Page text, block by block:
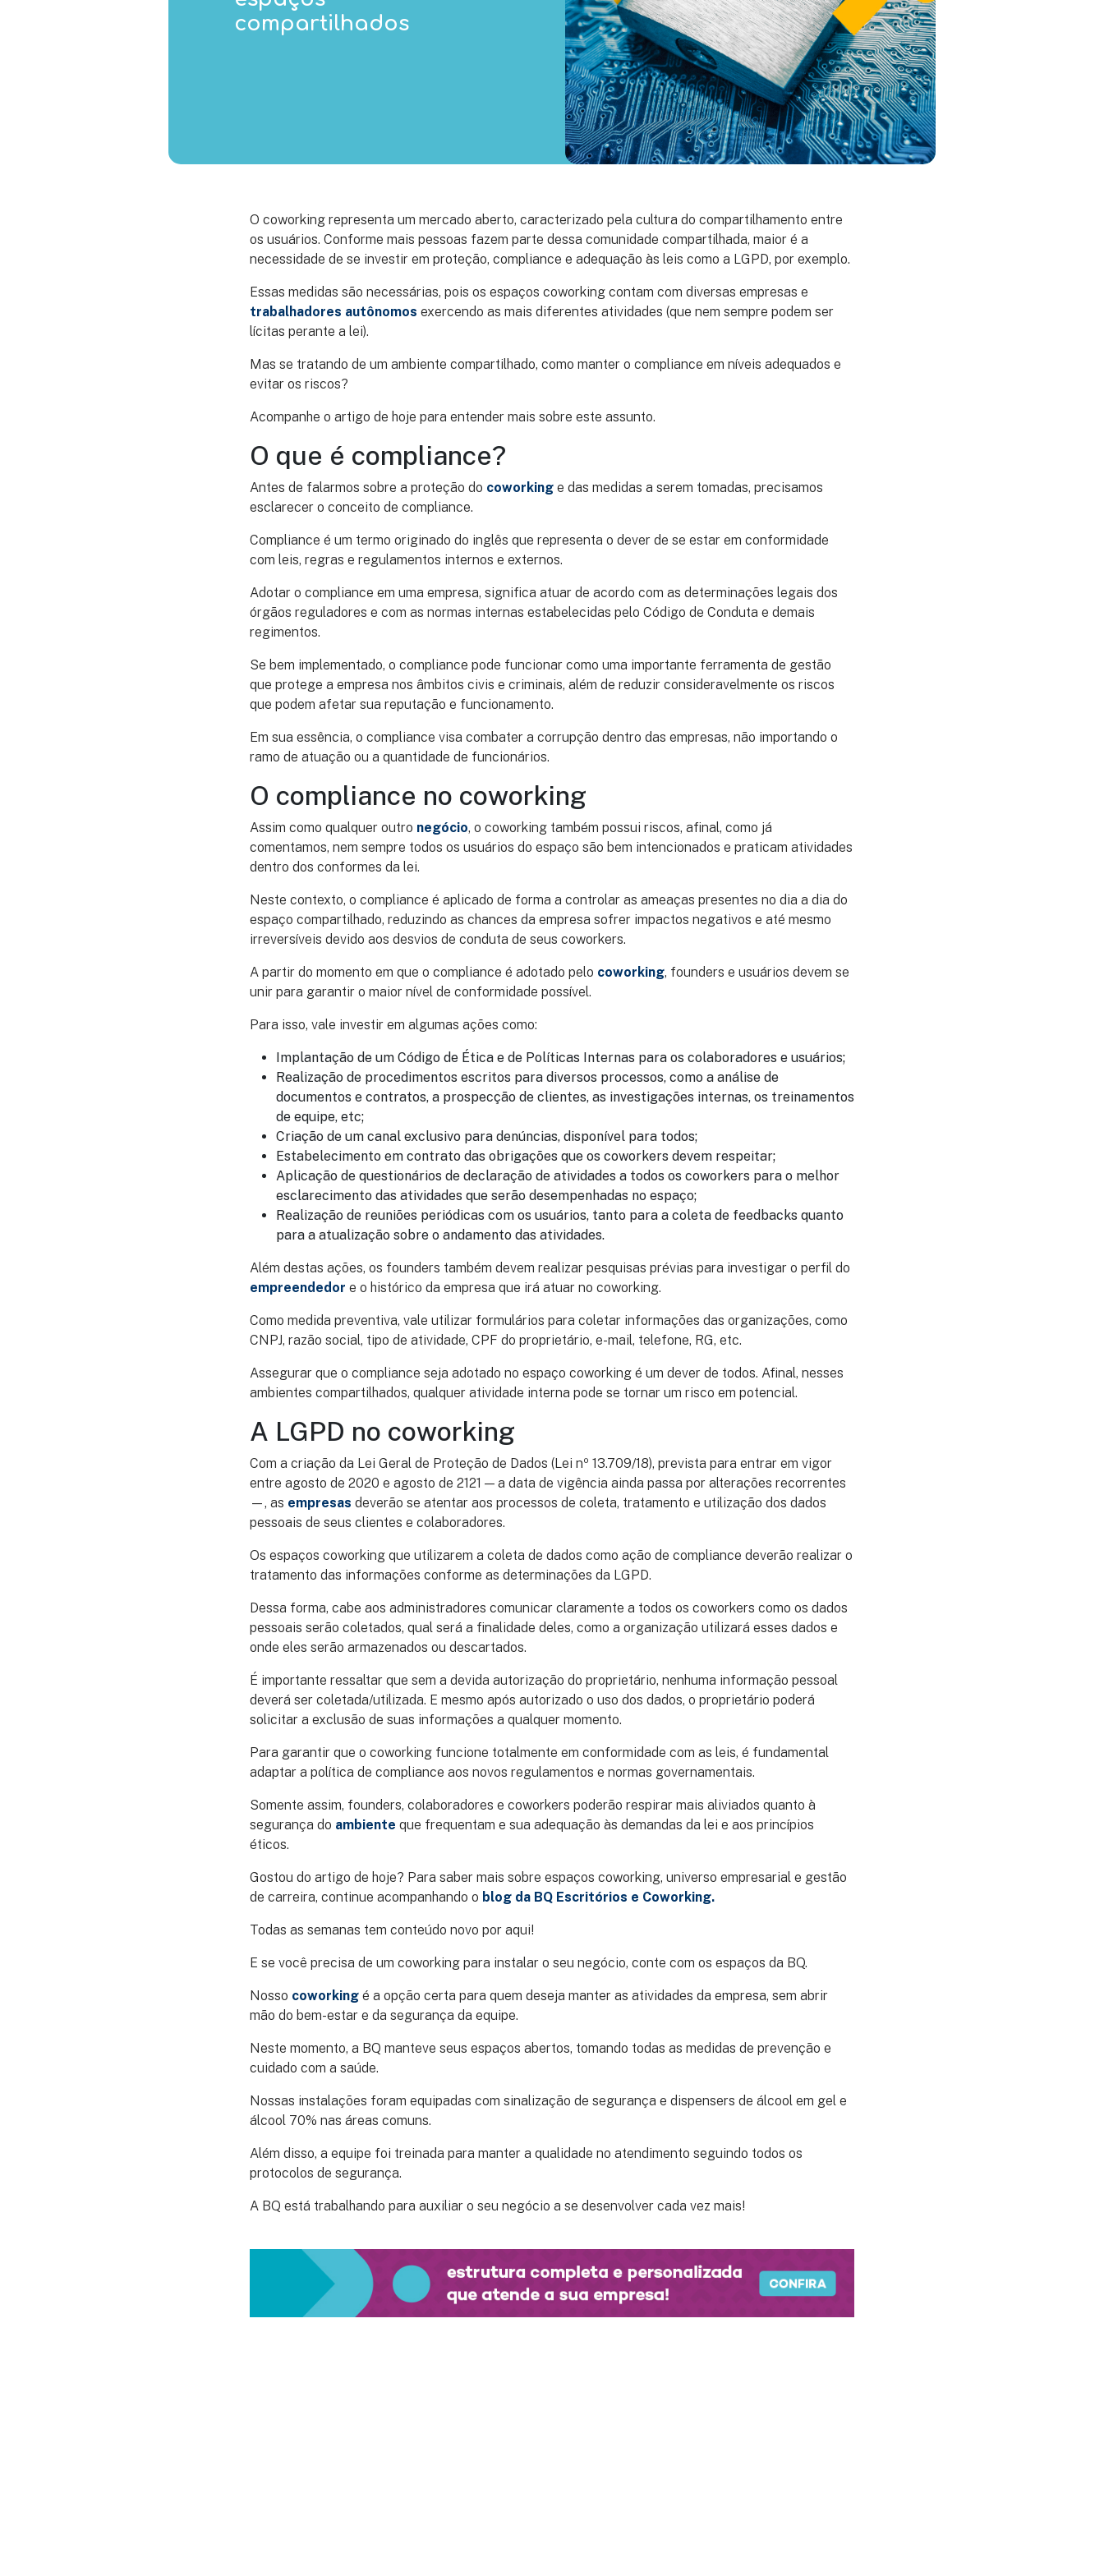
compartilhados
O coworking representa um mercado aberto, caracterizado pela cultura do compartilhamento entre
os usuários. Conforme mais pessoas fazem parte dessa comunidade compartilhada, maior é a
necessidade de se investir em proteção, compliance e adequação às leis como a LGPD, por exemplo.
Essas medidas são necessárias, pois os espaços coworking contam com diversas empresas e
trabalhadores autônomos exercendo as mais diferentes atividades (que nem sempre podem ser
lícitas perante a lei).
Mas se tratando de um ambiente compartilhado, como manter o compliance em níveis adequados e
evitar os riscos?
Acompanhe o artigo de hoje para entender mais sobre este assunto.
O que é compliance?
Antes de falarmos sobre a proteção do coworking e das medidas a serem tomadas, precisamos
esclarecer o conceito de compliance.
Compliance é um termo originado do inglês que representa o dever de se estar em conformidade
com leis, regras e regulamentos internos e externos.
Adotar o compliance em uma empresa, significa atuar de acordo com as determinações legais dos
órgãos reguladores e com as normas internas estabelecidas pelo Código de Conduta e demais
regimentos.
Se bem implementado, o compliance pode funcionar como uma importante ferramenta de gestão
que protege a empresa nos âmbitos civis e criminais, além de reduzir consideravelmente os riscos
que podem afetar sua reputação e funcionamento.
Em sua essência, o compliance visa combater a corrupção dentro das empresas, não importando o
ramo de atuação ou a quantidade de funcionários.
O compliance no coworking
Assim como qualquer outro negócio, o coworking também possui riscos, afinal, como já
comentamos, nem sempre todos os usuários do espaço são bem intencionados e praticam atividades
dentro dos conformes da lei.
Neste contexto, o compliance é aplicado de forma a controlar as ameaças presentes no dia a dia do
espaço compartilhado, reduzindo as chances da empresa sofrer impactos negativos e até mesmo
irreversíveis devido aos desvios de conduta de seus coworkers.
A partir do momento em que o compliance é adotado pelo coworking, founders e usuários devem se
unir para garantir o maior nível de conformidade possível.
Para isso, vale investir em algumas ações como:
Implantação de um Código de Ética e de Políticas Internas para os colaboradores e usuários;
Realização de procedimentos escritos para diversos processos, como a análise de
documentos e contratos, a prospecção de clientes, as investigações internas, os treinamentos
de equipe, etc;
Criação de um canal exclusivo para denúncias, disponível para todos;
Estabelecimento em contrato das obrigações que os coworkers devem respeitar;
Aplicação de questionários de declaração de atividades a todos os coworkers para o melhor
esclarecimento das atividades que serão desempenhadas no espaço;
Realização de reuniões periódicas com os usuários, tanto para a coleta de feedbacks quanto
para a atualização sobre o andamento das atividades.
Além destas ações, os founders também devem realizar pesquisas prévias para investigar o perfil do
empreendedor e o histórico da empresa que irá atuar no coworking.
Como medida preventiva, vale utilizar formulários para coletar informações das organizações, como
CNPJ, razão social, tipo de atividade, CPF do proprietário, e-mail, telefone, RG, etc.
Assegurar que o compliance seja adotado no espaço coworking é um dever de todos. Afinal, nesses
ambientes compartilhados, qualquer atividade interna pode se tornar um risco em potencial.
A LGPD no coworking
Com a criação da Lei Geral de Proteção de Dados (Lei nº 13.709/18), prevista para entrar em vigor
entre agosto de 2020 e agosto de 2121 — a data de vigência ainda passa por alterações recorrentes
—, as empresas deverão se atentar aos processos de coleta, tratamento e utilização dos dados
pessoais de seus clientes e colaboradores.
Os espaços coworking que utilizarem a coleta de dados como ação de compliance deverão realizar o
tratamento das informações conforme as determinações da LGPD.
Dessa forma, cabe aos administradores comunicar claramente a todos os coworkers como os dados
pessoais serão coletados, qual será a finalidade deles, como a organização utilizará esses dados e
onde eles serão armazenados ou descartados.
É importante ressaltar que sem a devida autorização do proprietário, nenhuma informação pessoal
deverá ser coletada/utilizada. E mesmo após autorizado o uso dos dados, o proprietário poderá
solicitar a exclusão de suas informações a qualquer momento.
Para garantir que o coworking funcione totalmente em conformidade com as leis, é fundamental
adaptar a política de compliance aos novos regulamentos e normas governamentais.
Somente assim, founders, colaboradores e coworkers poderão respirar mais aliviados quanto à
segurança do ambiente que frequentam e sua adequação às demandas da lei e aos princípios
éticos.
Gostou do artigo de hoje? Para saber mais sobre espaços coworking, universo empresarial e gestão
de carreira, continue acompanhando o blog da BQ Escritórios e Coworking.
Todas as semanas tem conteúdo novo por aqui!
E se você precisa de um coworking para instalar o seu negócio, conte com os espaços da BQ.
Nosso coworking é a opção certa para quem deseja manter as atividades da empresa, sem abrir
mão do bem-estar e da segurança da equipe.
Neste momento, a BQ manteve seus espaços abertos, tomando todas as medidas de prevenção e
cuidado com a saúde.
Nossas instalações foram equipadas com sinalização de segurança e dispensers de álcool em gel e
álcool 70% nas áreas comuns.
Além disso, a equipe foi treinada para manter a qualidade no atendimento seguindo todos os
protocolos de segurança.
A BQ está trabalhando para auxiliar o seu negócio a se desenvolver cada vez mais!